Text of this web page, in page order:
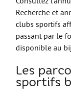
ETUDES /
L’orientation
Les stages
L’alternance
Bafa et
Recherche et
clubs sportifs
passant par le
disponible au
Les
sportifs